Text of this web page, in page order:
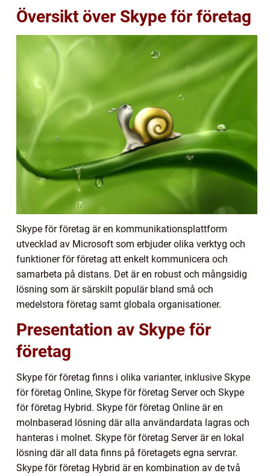
Översikt över Skype för företag
Skype för företag är en kommunikationsplattform
utvecklad av Microsoft som erbjuder olika verktyg och
funktioner för företag att enkelt kommunicera och
samarbeta på distans. Det är en robust och mångsidig
lösning som är särskilt populär bland små och
medelstora företag samt globala organisationer.
Presentation av Skype för
företag
Skype för företag finns i olika varianter, inklusive Skype
för företag Online, Skype för företag Server och Skype
för företag Hybrid. Skype för företag Online är en
molnbaserad lösning där alla användardata lagras och
hanteras i molnet. Skype för företag Server är en lokal
lösning där all data finns på företagets egna servrar.
Skype för företag Hybrid är en kombination av de två